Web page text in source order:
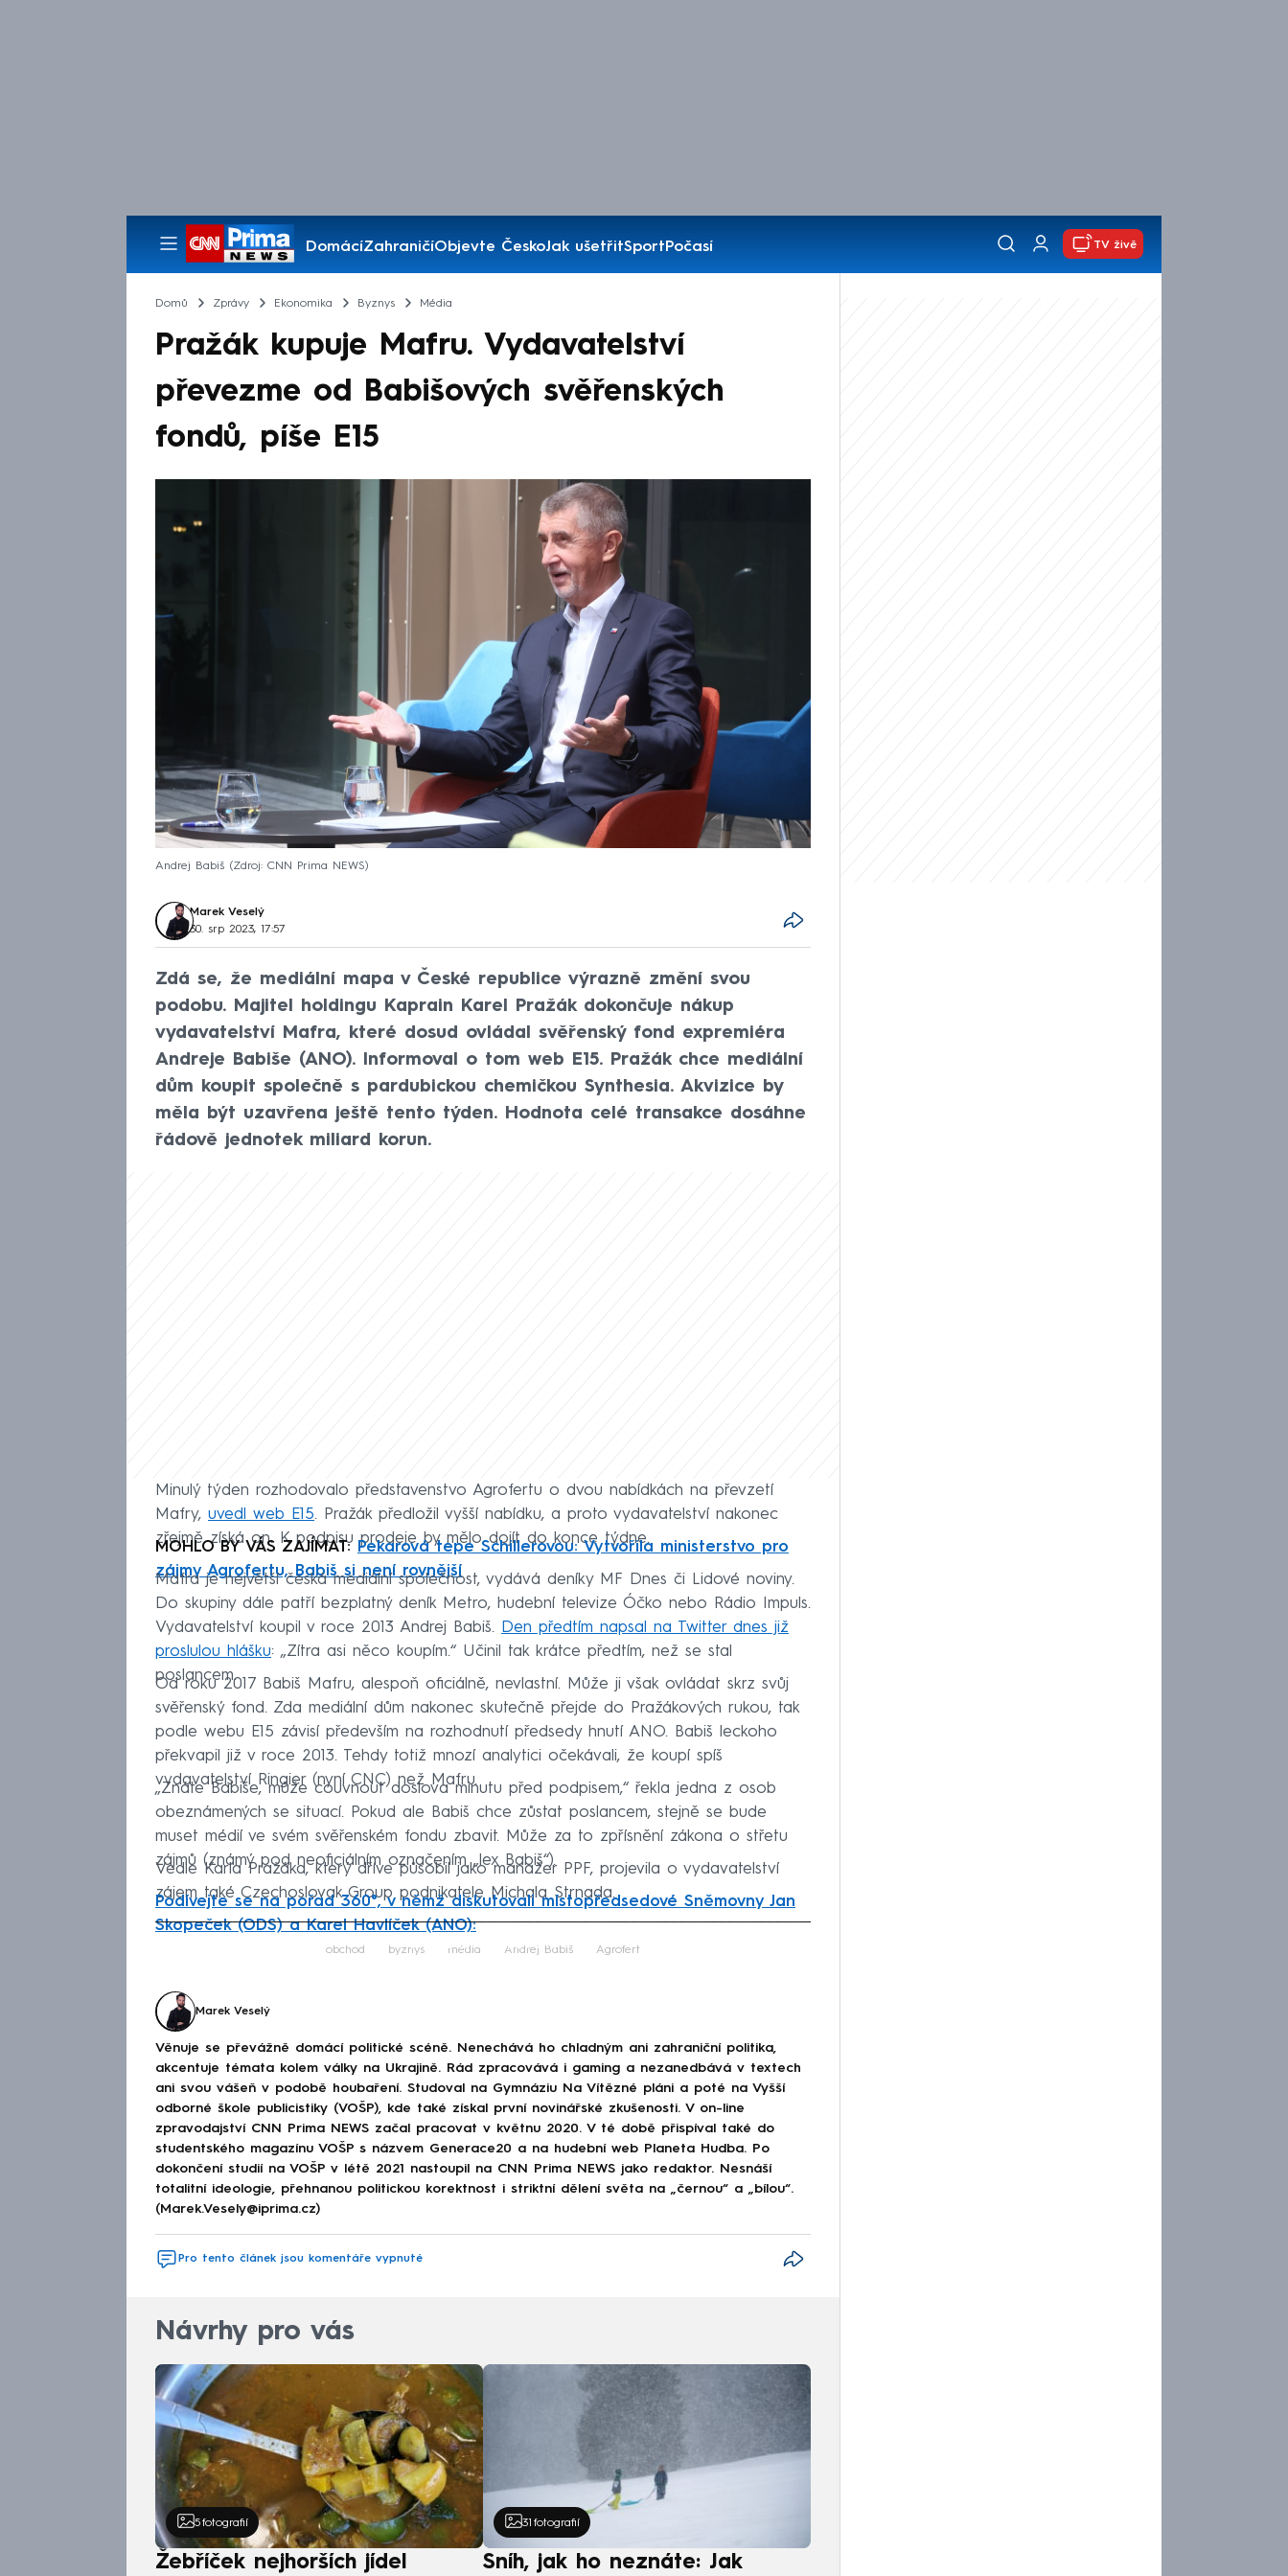
DomácíZahraničíObjevte ČeskoJak ušetřitSportPočasí
Pořady
TV živě
Domů Zprávy Ekonomika Byznys Média
Pražák kupuje Mafru. Vydavatelství
převezme od Babišových svěřenských
fondů, píše E15
Andrej Babiš Zdroj: CNN Prima NEWS
Marek Veselý
30. srp 2023, 17:57
Zdá se, že mediální mapa v České republice výrazně změní svou
podobu. Majitel holdingu Kaprain Karel Pražák dokončuje nákup
vydavatelství Mafra, které dosud ovládal svěřenský fond expremiéra
Andreje Babiše (ANO). Informoval o tom web E15. Pražák chce mediální
dům koupit společně s pardubickou chemičkou Synthesia. Akvizice by
měla být uzavřena ještě tento týden. Hodnota celé transakce dosáhne
řádově jednotek miliard korun.
Minulý týden rozhodovalo představenstvo Agrofertu o dvou nabídkách na převzetí
Mafry, uvedl web E15. Pražák předložil vyšší nabídku, a proto vydavatelství nakonec
zřejmě získá on. K podpisu prodeje by mělo dojít do konce týdne.
MOHLO BY VÁS ZAJÍMAT: Pekarová tepe Schillerovou: Vytvořila ministerstvo pro
zájmy Agrofertu, Babiš si není rovnější
Mafra je největší česká mediální společnost, vydává deníky MF Dnes či Lidové noviny.
Do skupiny dále patří bezplatný deník Metro, hudební televize Óčko nebo Rádio Impuls.
Vydavatelství koupil v roce 2013 Andrej Babiš. Den předtím napsal na Twitter dnes již
proslulou hlášku: „Zítra asi něco koupím.“ Učinil tak krátce předtím, než se stal
poslancem.
Od roku 2017 Babiš Mafru, alespoň oficiálně, nevlastní. Může ji však ovládat skrz svůj
svěřenský fond. Zda mediální dům nakonec skutečně přejde do Pražákových rukou, tak
podle webu E15 závisí především na rozhodnutí předsedy hnutí ANO. Babiš leckoho
překvapil již v roce 2013. Tehdy totiž mnozí analytici očekávali, že koupí spíš
vydavatelství Ringier (nyní CNC) než Mafru.
„Znáte Babiše, může couvnout doslova minutu před podpisem,“ řekla jedna z osob
obeznámených se situací. Pokud ale Babiš chce zůstat poslancem, stejně se bude
muset médií ve svém svěřenském fondu zbavit. Může za to zpřísnění zákona o střetu
zájmů (známý pod neoficiálním označením „lex Babiš“).
Vedle Karla Pražáka, který dříve působil jako manažer PPF, projevila o vydavatelství
zájem také Czechoslovak Group podnikatele Michala Strnada.
Podívejte se na pořad 360°, v němž diskutovali místopředsedové Sněmovny Jan
Skopeček (ODS) a Karel Havlíček (ANO):
Failed to fetch
obchod byznys média Andrej Babiš Agrofert
Marek Veselý
Věnuje se převážně domácí politické scéně. Nenechává ho chladným ani zahraniční politika,
akcentuje témata kolem války na Ukrajině. Rád zpracovává i gaming a nezanedbává v textech
ani svou vášeň v podobě houbaření. Studoval na Gymnáziu Na Vítězné pláni a poté na Vyšší
odborné škole publicistiky (VOŠP), kde také získal první novinářské zkušenosti. V on-line
zpravodajství CNN Prima NEWS začal pracovat v květnu 2020. V té době přispíval také do
studentského magazínu VOŠP s názvem Generace20 a na hudební web Planeta Hudba. Po
dokončení studií na VOŠP v létě 2021 nastoupil na CNN Prima NEWS jako redaktor. Nesnáší
totalitní ideologie, přehnanou politickou korektnost i striktní dělení světa na „černou“ a „bílou“.
(Marek.Vesely@iprima.cz)
Pro tento článek jsou komentáře vypnuté
Návrhy pro vás
5 fotografií
Žebříček nejhorších jídel
31 fotografií
Sníh, jak ho neznáte: Jak